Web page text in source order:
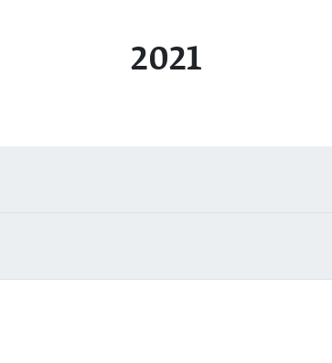
2021